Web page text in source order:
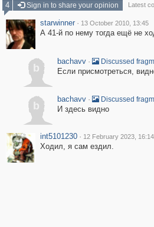
4
Sign in to share your opinion Latest
starwinner · 13 October 2010, 13:45
А 41-й по нему тогда ещё не
b
bachavv · Discussed
Если присмотреться,
b
bachavv · Discussed
И здесь видно
int5101230 · 12 February 2023, 16:14
Ходил, я сам ездил.